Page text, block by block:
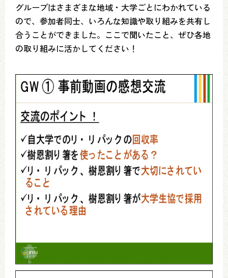
グループはさまざまな地域・大学ごとにわかれている
ので、参加者同士、いろんな知識や取り組みを共有し
合うことができました。ここで聞いたこと、ぜひ各地
の取り組みに活かしてください！